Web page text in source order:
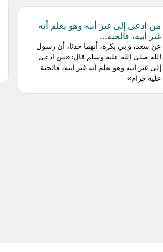
من ادعى إلى غير أبيه وهو يعلم أنه
غير أبيه، فالجنة...
عن سعد، وأبي بكرة، أنهما حدثا، أن رسول
الله صلى الله عليه وسلم قال: «من ادعى
إلى غير أبيه وهو يعلم أنه غير أبيه، فالجنة
عليه حرام»